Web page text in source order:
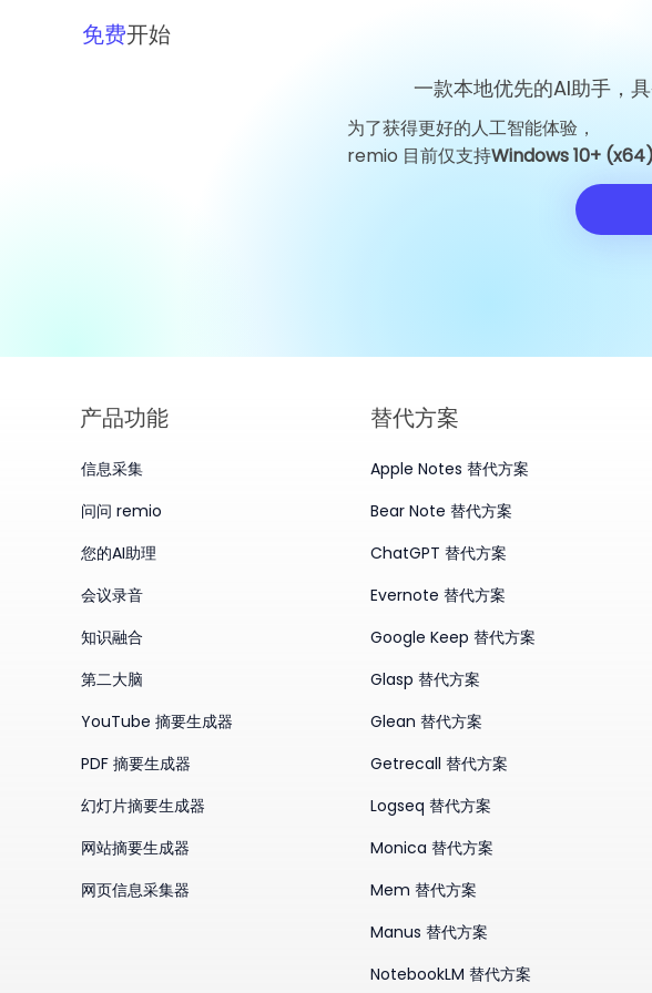
Apple 科技新闻：据报道，
CXMT 拒绝了其降价要求
FCC 限制措施引
实体的反制
免费开始
一款本地优先的AI助手，
为了获得更好的人工智能体验，
remio 目前仅支持Windows 10+ (x64)
产品​功能
信息采集
问问 remio
您的AI助理
会议录音
知识融合
第二大脑
YouTube 摘要生成器
PDF 摘要生成器
幻灯片摘要生成器
网站摘要生成器
网页信息采集器
替代方案
Apple Notes 替代方案
Bear Note 替代方案
ChatGPT 替代方案
Evernote 替代方案
Google Keep 替代方案
Glasp 替代方案
Glean 替代方案
Getrecall 替代方案
Logseq 替代方案
Monica 替代方案
Mem 替代方案
Manus 替代方案
NotebookLM 替代方案